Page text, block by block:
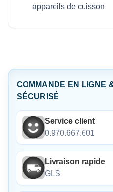
appareils de cuisson
COMMANDE EN LIGNE
SÉCURISÉ
Service client
0.970.667.601
Livraison rapide
GLS